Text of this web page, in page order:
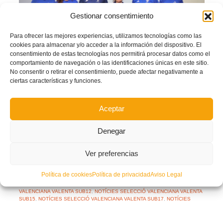
Gestionar consentimiento
Para ofrecer las mejores experiencias, utilizamos tecnologías como las
cookies para almacenar y/o acceder a la información del dispositivo. El
consentimiento de estas tecnologías nos permitirá procesar datos como el
comportamiento de navegación o las identificaciones únicas en este sitio.
No consentir o retirar el consentimiento, puede afectar negativamente a
ciertas características y funciones.
Aceptar
Denegar
Ver preferencias
Política de cookiesPolítica de privacidadAviso Legal
ENTRENADORS
VALENCIANA VALENTA SUB12,NOTÍCIES SELECCIÓ VALENCIANA VALENTA
SUB15
NOTÍCIES SELECCIÓ VALENCIANA VALENTA SUB17
NOTÍCIES